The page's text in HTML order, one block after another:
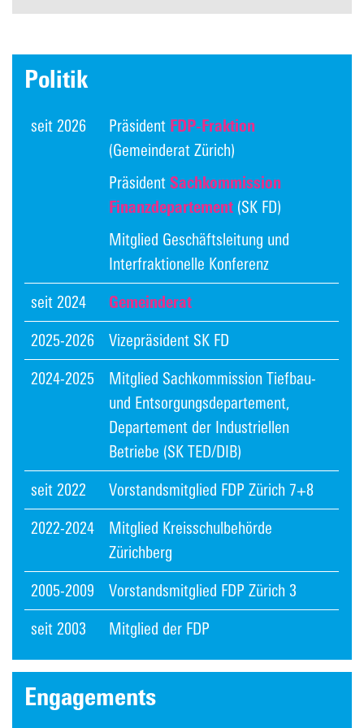
Politik
seit 2026 Präsident FDP-Fraktion
(Gemeinderat Zürich)
Präsident Sachkommission
Finanzdepartement (SK FD)
Mitglied Geschäftsleitung und
Interfraktionelle Konferenz
seit 2024 Gemeinderat
2025-2026 Vizepräsident SK FD
2024-2025
Mitglied Sachkommission Tiefbau-
und Entsorgungsdepartement,
Departement der Industriellen
Betriebe (​SK TED/DIB)
seit 2022 Vorstandsmitglied FDP Zürich 7+8
2022-2024
Mitglied Kreisschulbehörde
Zürichberg
2005-2009 Vorstandsmitglied FDP Zürich 3
seit 2003 Mitglied der FDP
Engagements